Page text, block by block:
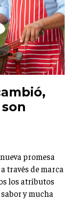
promesa
través de marca
los atributos
y mucha